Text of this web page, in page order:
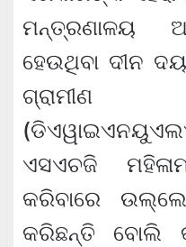
ମନ୍ତ୍ରଣାଳୟ
ହେଉଥିବା ଦୀନ
ଗ୍ରାମୀଣ
ଏସଏଚଜି
କରିବାରେ
କରିଛନ୍ତି ବୋଲି